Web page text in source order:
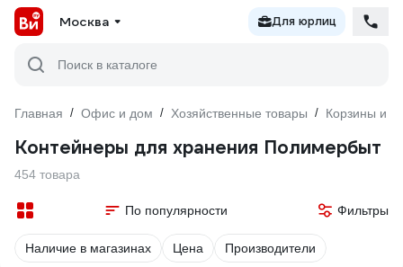
Москва Для юрлиц
Поиск в каталоге
Главная / Офис и дом / Хозяйственные товары / Корзины и
Контейнеры для хранения Полимербыт
454 товара
По популярности Фильтры
Наличие в магазинах Цена Производители